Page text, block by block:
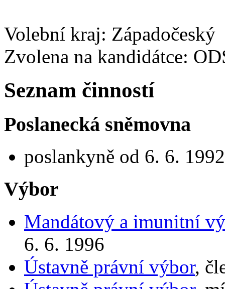
Volební kraj: Západočeský
Zvolena na kandidátce:
Seznam činností
Poslanecká sněmovna
poslankyně od 6. 6.
Výbor
Mandátový a imunitní
6. 6. 1996
Ústavně právní výbor,